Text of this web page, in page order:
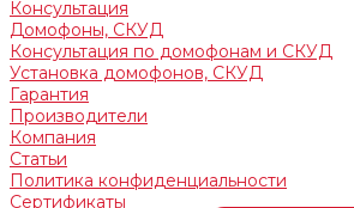
Консультация
Домофоны, СКУД
Консультация по домофонам и СКУД
Установка домофонов, СКУД
Гарантия
Производители
Компания
Статьи
Политика конфиденциальности
Сертификаты